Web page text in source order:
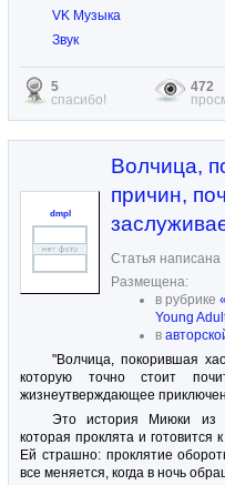
VK Музыка
Звук
5
спасибо!
472
dmpl
Волчица,
причин,
Статья написана
Размещена:
в рубрике
Young
в
"Волчица, покорившая
которую точно стоит
жизнеутверждающее
Это история Миюки из
которая проклята и
Ей страшно: проклятие
все меняется, когда в ночь